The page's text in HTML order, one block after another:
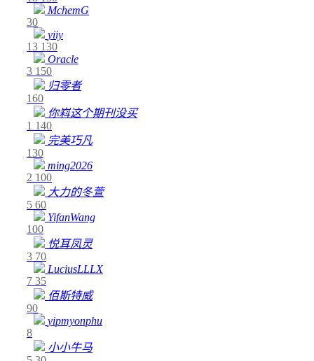
MchemG
30
yiiy
13 130
Oracle
3 150
归零者
160
你嵙这个期刊没买
1 140
完美巧凡
130
ming2026
2 100
大力的冬萱
5 60
YifanWang
100
悦耳凤灵
3 70
LuciusLLLX
7 35
佰斯特威
90
yipmyonphu
8
小小牛马